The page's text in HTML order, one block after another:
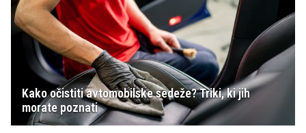
Kako očistiti avtomobilske sedeže? Triki, ki jih
morate poznati